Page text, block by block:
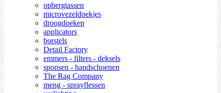
opbergtassen
microvezeldoekjes
droogdoeken
applicators
borstels
Detail Factory
emmers - filters - deksels
sponsen - handschoenen
The Rag Company
meng - sprayflessen